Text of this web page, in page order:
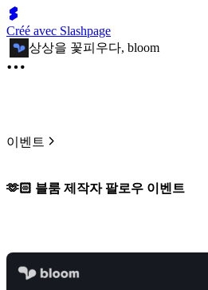
Créé avec Slashpage
상상을 꽃피우다, bloom
이벤트
🫶🏻 블룸 제작자 팔로우 이벤트